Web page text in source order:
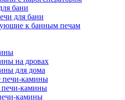
бани
для бани
к банным печам
на дровах
для дома
печи-камины
печи-камины
камины